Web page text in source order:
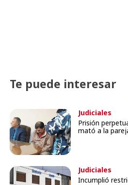
Te puede interesar
Judiciales
Prisión
mató a la
Judiciales
Incumplió